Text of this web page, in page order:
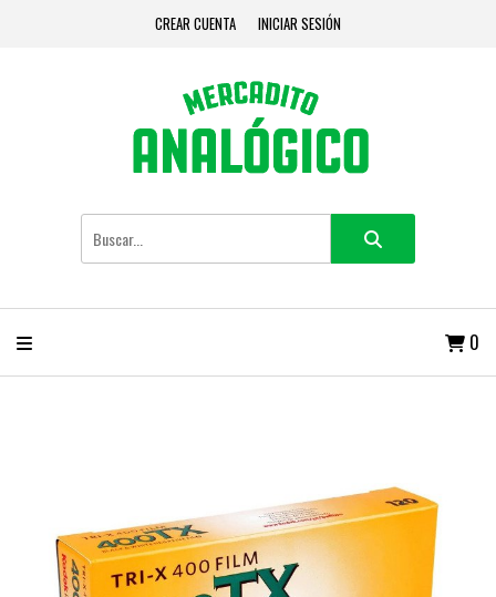
CREAR CUENTA INICIAR SESIÓN
0